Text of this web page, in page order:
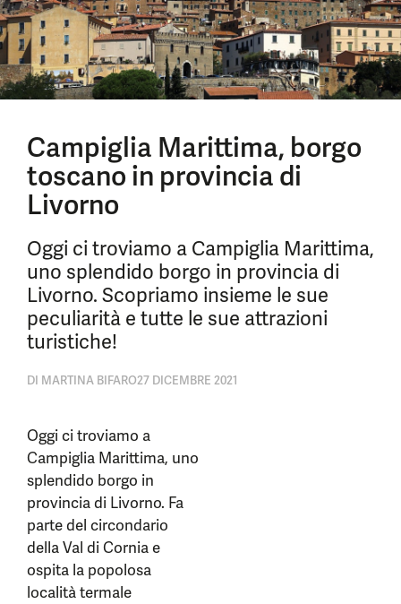
Campiglia Marittima, borgo
toscano in provincia di
Livorno
Oggi ci troviamo a Campiglia Marittima,
uno splendido borgo in provincia di
Livorno. Scopriamo insieme le sue
peculiarità e tutte le sue attrazioni
turistiche!
DI MARTINA BIFARO27 DICEMBRE 2021
Oggi ci troviamo a
Campiglia Marittima, uno
splendido borgo in
provincia di Livorno. Fa
parte del circondario
della Val di Cornia e
ospita la popolosa
località termale